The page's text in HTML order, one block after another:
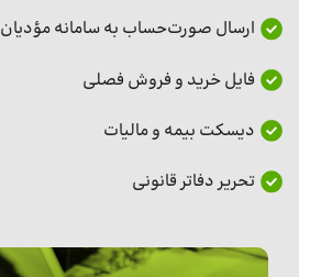
ارسال صورت‌حساب به سامانه مؤدیان
فایل خرید و فروش فصلی
دیسکت بیمه و مالیات
تحریر دفاتر قانونی